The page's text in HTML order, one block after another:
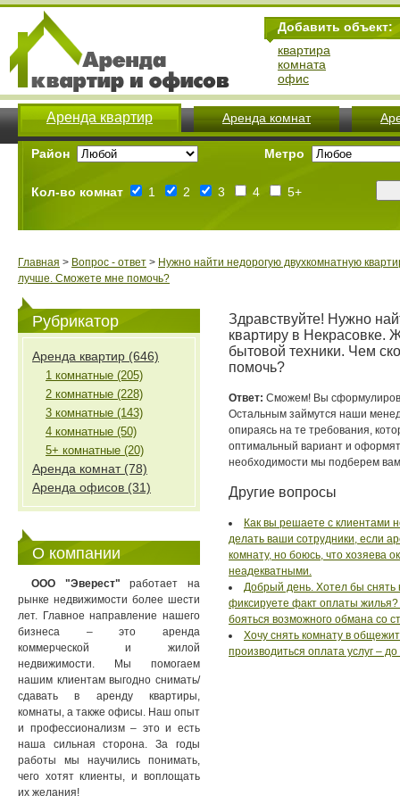
Добавить объект:
квартира
комната
офис
Аренда квартир Аренда комнат
Район Метро
Кол-во комнат 1 2 3 4 5+
Главная > Вопрос - ответ > Нужно найти недорогую двухкомнатную
лучше. Сможете мне помочь?
Рубрикатор
Аренда квартир (646)
1 комнатные (205)
2 комнатные (228)
3 комнатные (143)
4 комнатные (50)
5+ комнатные (20)
Аренда комнат (78)
Аренда офисов (31)
О компании
ООО "Эверест" работает на
рынке недвижимости более шести
лет. Главное направление нашего
бизнеса – это аренда
коммерческой и жилой
недвижимости. Мы помогаем
нашим клиентам выгодно снимать/
сдавать в аренду квартиры,
комнаты, а также офисы. Наш опыт
и профессионализм – это и есть
наша сильная сторона. За годы
работы мы научились понимать,
чего хотят клиенты, и воплощать
их желания!
Здравствуйте! Нужно
квартиру в Некрасовке.
бытовой техники. Чем
помочь?
Ответ: Сможем! Вы
Остальным займутся наши
опираясь на те требования,
оптимальный вариант и
необходимости мы подберем
Другие вопросы
Как вы решаете с клиентами
делать ваши сотрудники, если
комнату, но боюсь, что хозяева
неадекватными.
Добрый день. Хотел бы снять
фиксируете факт оплаты жилья?
бояться возможного обмана со
Хочу снять комнату в
производиться оплата услуг –